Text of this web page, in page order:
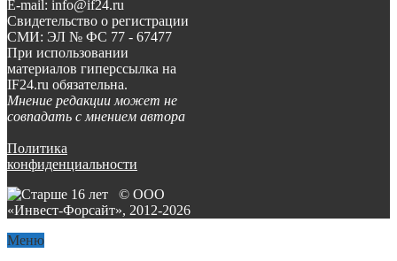
E-mail: info@if24.ru
Свидетельство о регистрации
СМИ: ЭЛ № ФС 77 - 67477
При использовании
материалов гиперссылка на
IF24.ru обязательна.
Мнение редакции может не
совпадать с мнением автора
Политика
конфиденциальности
© ООО
«Инвест-Форсайт», 2012-2026
Меню